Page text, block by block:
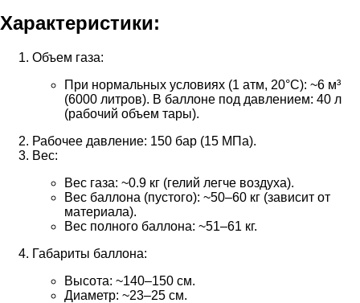
Характеристики:
Объем газа:
При нормальных условиях (1 атм, 20°C): ~6 м³
(6000 литров). В баллоне под давлением: 40 л
(рабочий объем тары).
Рабочее давление: 150 бар (15 МПа).
Вес:
Вес газа: ~0.9 кг (гелий легче воздуха).
Вес баллона (пустого): ~50–60 кг (зависит от
материала).
Вес полного баллона: ~51–61 кг.
Габариты баллона:
Высота: ~140–150 см.
Диаметр: ~23–25 см.